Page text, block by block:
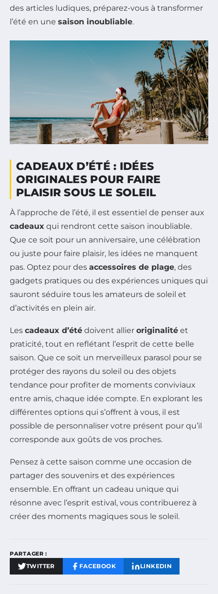
des articles ludiques, préparez-vous à transformer
l’été en une saison inoubliable.
CADEAUX D’ÉTÉ : IDÉES
ORIGINALES POUR FAIRE
PLAISIR SOUS LE SOLEIL
À l’approche de l’été, il est essentiel de penser aux
cadeaux qui rendront cette saison inoubliable.
Que ce soit pour un anniversaire, une célébration
ou juste pour faire plaisir, les idées ne manquent
pas. Optez pour des accessoires de plage, des
gadgets pratiques ou des expériences uniques qui
sauront séduire tous les amateurs de soleil et
d’activités en plein air.
Les cadeaux d’été doivent allier originalité et
praticité, tout en reflétant l’esprit de cette belle
saison. Que ce soit un merveilleux parasol pour se
protéger des rayons du soleil ou des objets
tendance pour profiter de moments conviviaux
entre amis, chaque idée compte. En explorant les
différentes options qui s’offrent à vous, il est
possible de personnaliser votre présent pour qu’il
corresponde aux goûts de vos proches.
Pensez à cette saison comme une occasion de
partager des souvenirs et des expériences
ensemble. En offrant un cadeau unique qui
résonne avec l’esprit estival, vous contribuerez à
créer des moments magiques sous le soleil.
PARTAGER :
TWITTER FACEBOOK LINKEDIN